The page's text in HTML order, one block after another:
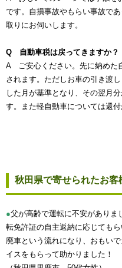
です。自損事故やもらい事故で
取りにお伺いします。
Q 自動車税は戻ってきますか？
A ご安心ください。先に納めた
されます。ただしお車の引き渡
した月が基準となり、その翌月
す。また軽自動車については還付
秋田県で寄せられたお客
●父が高齢で運転に不安がありま
転免許証の自主返納に応じても
廃車という流れになり、おもい
イスをもらって助かりました！